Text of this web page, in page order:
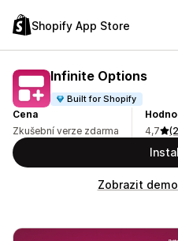
Shopify App Store
Infinite Options
Built for Shopify
Cena
Zkušební verze zdarma
4,7
Zobrazit